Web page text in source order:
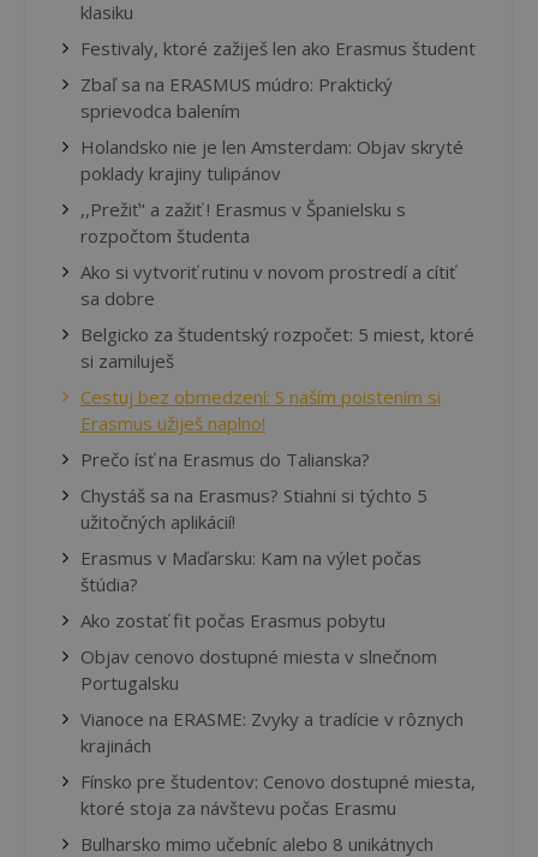
klasiku
Festivaly, ktoré zažiješ len ako Erasmus študent
Zbaľ sa na ERASMUS múdro: Praktický
sprievodca balením
Holandsko nie je len Amsterdam: Objav skryté
poklady krajiny tulipánov
,,Prežiť" a zažiť ! Erasmus v Španielsku s
rozpočtom študenta
Ako si vytvoriť rutinu v novom prostredí a cítiť
sa dobre
Belgicko za študentský rozpočet: 5 miest, ktoré
si zamiluješ
Cestuj bez obmedzení: S naším poistením si
Erasmus užiješ naplno!
Prečo ísť na Erasmus do Talianska?
Chystáš sa na Erasmus? Stiahni si týchto 5
užitočných aplikácií!
Erasmus v Maďarsku: Kam na výlet počas
štúdia?
Ako zostať fit počas Erasmus pobytu
Objav cenovo dostupné miesta v slnečnom
Portugalsku
Vianoce na ERASME: Zvyky a tradície v rôznych
krajinách
Fínsko pre študentov: Cenovo dostupné miesta,
ktoré stoja za návštevu počas Erasmu
Bulharsko mimo učebníc alebo 8 unikátnych